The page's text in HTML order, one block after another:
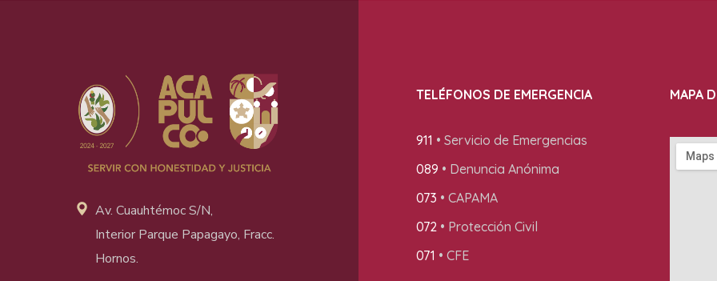
Av. Cuauhtémoc S/N,
Interior Parque Papagayo, Fracc.
Hornos.
TELÉFONOS DE EMERGENCIA
911 • Servicio de Emergencias
089 • Denuncia Anónima
073 • CAPAMA
072• Protección Civil
071 • CFE
MAPA